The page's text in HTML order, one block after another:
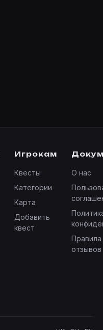
Игрокам
Квесты
Категории
Карта
Добавить
квест
О нас
отзывов